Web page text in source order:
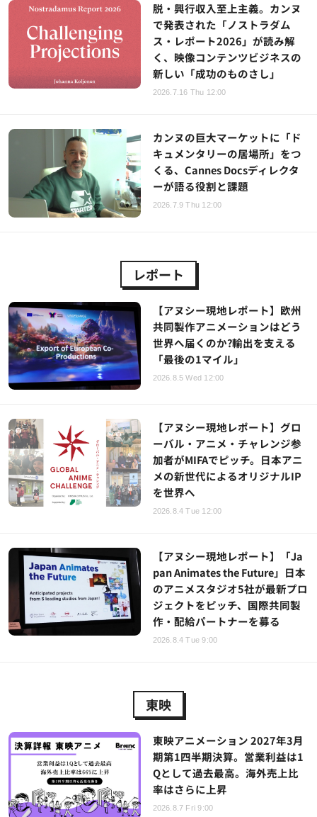
脱・興行収入至上主義。カンヌ
で発表された「ノストラダム
ス・レポート2026」が読み解
く、映像コンテンツビジネスの
新しい「成功のものさし」
2026.7.16 Thu 12:00
カンヌの巨大マーケットに「ド
キュメンタリーの居場所」をつ
くる、Cannes Docsディレクタ
ーが語る役割と課題
2026.7.9 Thu 12:00
レポート
【アヌシー現地レポート】欧州
共同製作アニメーションはどう
世界へ届くのか?輸出を支える
「最後の1マイル」
2026.8.5 Wed 12:00
【アヌシー現地レポート】グロ
ーバル・アニメ・チャレンジ参
加者がMIFAでピッチ。日本アニ
メの新世代によるオリジナルIP
を世界へ
2026.8.4 Tue 12:00
【アヌシー現地レポート】「Ja
pan Animates the Future」日本
のアニメスタジオ5社が最新プロ
ジェクトをピッチ、国際共同製
作・配給パートナーを募る
2026.8.4 Tue 9:00
東映
東映アニメーション 2027年3月
期第1四半期決算。営業利益は1
Qとして過去最高。海外売上比
率はさらに上昇
2026.8.7 Fri 9:00